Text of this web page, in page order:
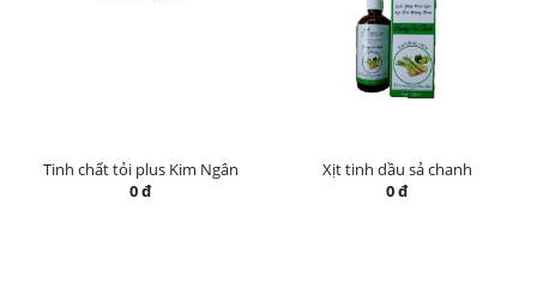
Tinh chất tỏi plus Kim Ngân
0 đ
Xịt tinh dầu sả chanh
0 đ